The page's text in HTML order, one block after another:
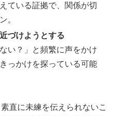
ている証拠で、関係が切
。
づけようとする
い？」と頻繁に声をかけ
っかけを探っている可能
直に未練を伝えられないこ